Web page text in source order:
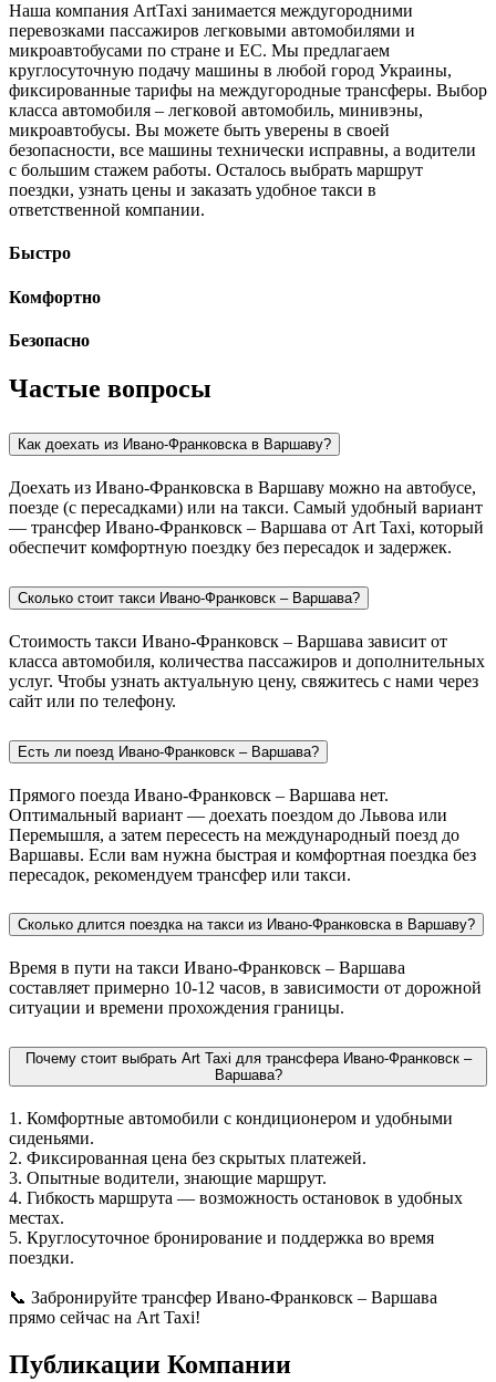
Наша компания ArtTaxi занимается междугородними
перевозками пассажиров легковыми автомобилями и
микроавтобусами по стране и ЕС. Мы предлагаем
круглосуточную подачу машины в любой город Украины,
фиксированные тарифы на междугородные трансферы. Выбор
класса автомобиля – легковой автомобиль, минивэны,
микроавтобусы. Вы можете быть уверены в своей
безопасности, все машины технически исправны, а водители
с большим стажем работы. Осталось выбрать маршрут
поездки, узнать цены и заказать удобное такси в
ответственной компании.
Быстро
Комфортно
Безопасно
Частые вопросы
Как доехать из Ивано-Франковска в Варшаву?
Доехать из Ивано-Франковска в Варшаву можно на автобусе,
поезде (с пересадками) или на такси. Самый удобный вариант
— трансфер Ивано-Франковск – Варшава от Art Taxi, который
обеспечит комфортную поездку без пересадок и задержек.
Сколько стоит такси Ивано-Франковск – Варшава?
Стоимость такси Ивано-Франковск – Варшава зависит от
класса автомобиля, количества пассажиров и дополнительных
услуг. Чтобы узнать актуальную цену, свяжитесь с нами через
сайт или по телефону.
Есть ли поезд Ивано-Франковск – Варшава?
Прямого поезда Ивано-Франковск – Варшава нет.
Оптимальный вариант — доехать поездом до Львова или
Перемышля, а затем пересесть на международный поезд до
Варшавы. Если вам нужна быстрая и комфортная поездка без
пересадок, рекомендуем трансфер или такси.
Сколько длится поездка на такси из Ивано-Франковска в Варшаву?
Время в пути на такси Ивано-Франковск – Варшава
составляет примерно 10-12 часов, в зависимости от дорожной
ситуации и времени прохождения границы.
Почему стоит выбрать Art Taxi для трансфера Ивано-Франковск –
Варшава?
1. Комфортные автомобили с кондиционером и удобными
сиденьями.
2. Фиксированная цена без скрытых платежей.
3. Опытные водители, знающие маршрут.
4. Гибкость маршрута — возможность остановок в удобных
местах.
5. Круглосуточное бронирование и поддержка во время
поездки.
📞 Забронируйте трансфер Ивано-Франковск – Варшава
прямо сейчас на Art Taxi!
Публикации Компании